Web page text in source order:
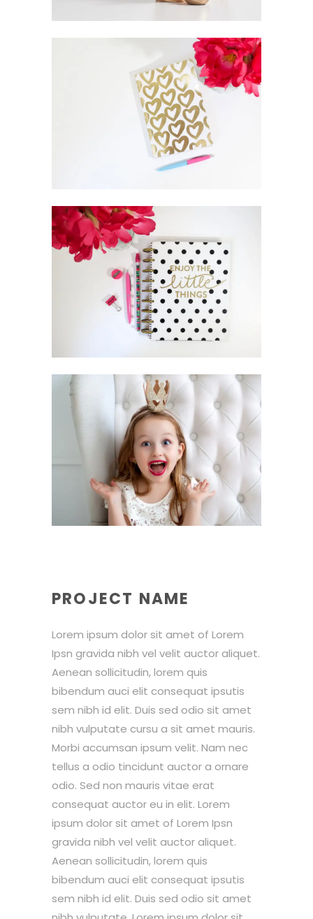
PROJECT NAME
Lorem ipsum dolor sit amet of Lorem
Ipsn gravida nibh vel velit auctor aliquet.
Aenean sollicitudin, lorem quis
bibendum auci elit consequat ipsutis
sem nibh id elit. Duis sed odio sit amet
nibh vulputate cursu a sit amet mauris.
Morbi accumsan ipsum velit. Nam nec
tellus a odio tincidunt auctor a ornare
odio. Sed non mauris vitae erat
consequat auctor eu in elit. Lorem
ipsum dolor sit amet of Lorem Ipsn
gravida nibh vel velit auctor aliquet.
Aenean sollicitudin, lorem quis
bibendum auci elit consequat ipsutis
sem nibh id elit. Duis sed odio sit amet